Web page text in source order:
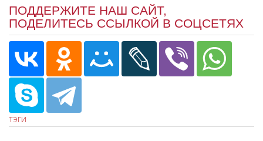
ПОДДЕРЖИТЕ НАШ САЙТ,
ПОДЕЛИТЕСЬ ССЫЛКОЙ В СОЦСЕТЯХ
ТЭГИ